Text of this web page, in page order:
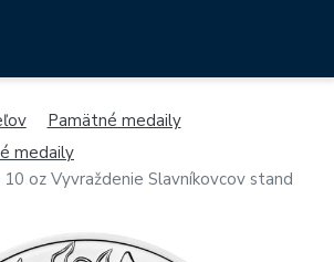
Pamätné medaily
medaily
oz Vyvraždenie Slavníkovcov stand